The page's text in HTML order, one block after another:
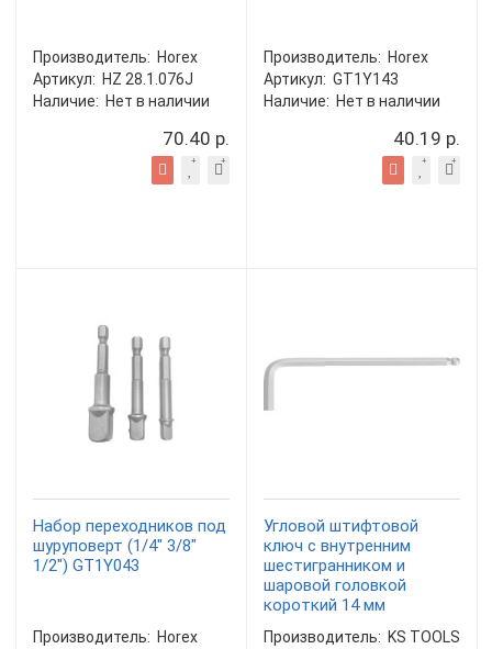
Производитель: Horex
Артикул: HZ 28.1.076J
Наличие: Нет в наличии
70.40 р.
Производитель: Horex
Артикул: GT1Y143
Наличие: Нет в наличии
40.19 р.
Набор переходников под
шуруповерт (1/4" 3/8"
1/2") GT1Y043
Производитель: Horex
Угловой штифтовой
ключ с внутренним
шестигранником и
шаровой головкой
короткий 14 мм
Производитель: KS TOOLS